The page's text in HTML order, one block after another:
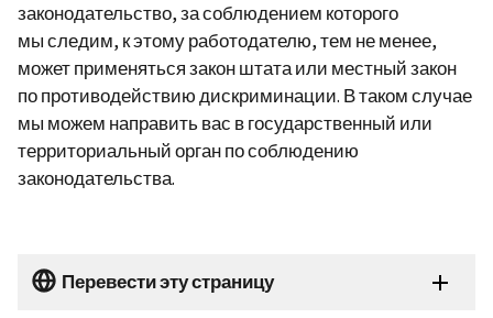
законодательство, за соблюдением которого
мы следим, к этому работодателю, тем не менее,
может применяться закон штата или местный закон
по противодействию дискриминации. В таком случае
мы можем направить вас в государственный или
территориальный орган по соблюдению
законодательства.
Перевести эту страницу